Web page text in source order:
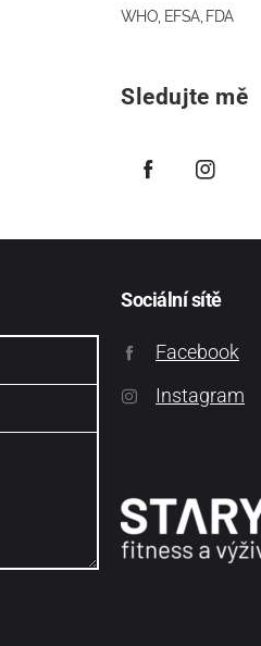
WHO, EFSA, FDA
Sledujte mě
Sociální sítě
Facebook
Instagram